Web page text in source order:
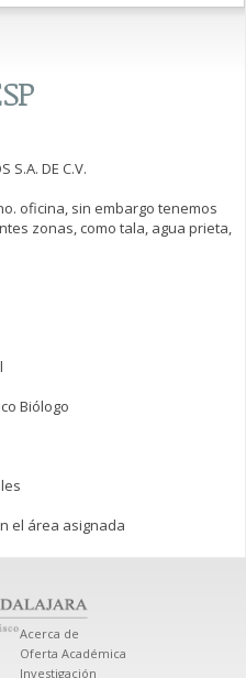
S.A. DE C.V.
oficina, sin embargo tenemos
zonas, como tala, agua prieta,
Biólogo
el área asignada
Acerca de
Oferta Académica
Investigación